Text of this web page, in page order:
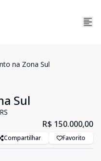
na Zona Sul
Sul
R$ 150.000,00
Compartilhar Favorito